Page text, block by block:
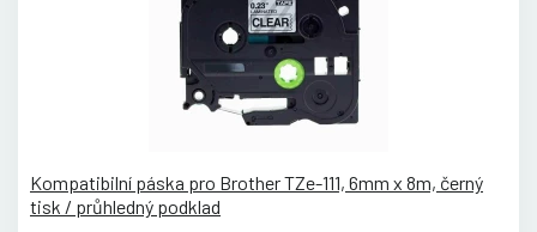
Kompatibilní páska pro Brother TZe-111, 6mm x 8m, černý
tisk / průhledný podklad